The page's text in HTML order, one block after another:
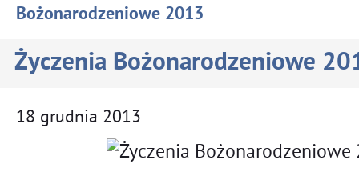
Bożonarodzeniowe 2013
Życzenia Bożonarodzeniowe
18 grudnia 2013